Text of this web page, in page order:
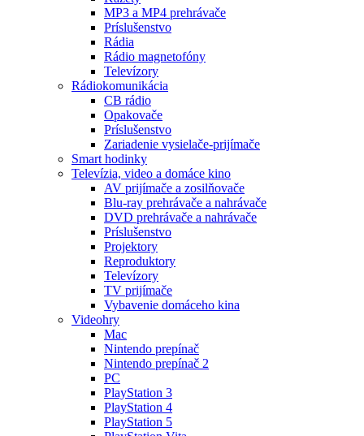
MP3 a MP4 prehrávače
Príslušenstvo
Rádia
Rádio magnetofóny
Televízory
Rádiokomunikácia
CB rádio
Opakovače
Príslušenstvo
Zariadenie vysielače-prijímače
Smart hodinky
Televízia, video a domáce kino
AV prijímače a zosilňovače
Blu-ray prehrávače a nahrávače
DVD prehrávače a nahrávače
Príslušenstvo
Projektory
Reproduktory
Televízory
TV prijímače
Vybavenie domáceho kina
Videohry
Mac
Nintendo prepínač
Nintendo prepínač 2
PC
PlayStation 3
PlayStation 4
PlayStation 5